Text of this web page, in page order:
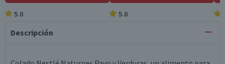
5.0 5.0
Descripción